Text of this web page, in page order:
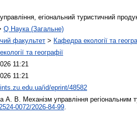
егіональний туристичний
Q Наука (Загальне)
факультет > Кафедра екології та
та географії
11:21
11:21
id/eprint/48582
А. В.
Механізм управління
0072/2026-84-99